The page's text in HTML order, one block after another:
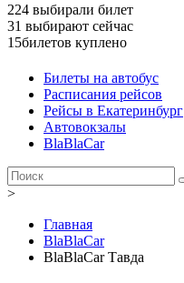
224 выбирали билет
31 выбирают сейчас
15билетов куплено
Билеты на автобус
Расписания рейсов
Рейсы в Екатеринбург
Автовокзалы
BlaBlaCar
>
Главная
BlaBlaCar
BlaBlaCar Тавда